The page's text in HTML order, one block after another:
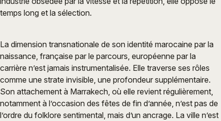
temps long et la sélection.
La dimension transnationale de son identité marocaine par la
naissance, française par le parcours, européenne par la
carrière n’est jamais instrumentalisée. Elle traverse ses rôles
comme une strate invisible, une profondeur supplémentaire.
Son attachement à Marrakech, où elle revient régulièrement,
notamment à l’occasion des fêtes de fin d’année, n’est pas de
l’ordre du folklore sentimental, mais d’un ancrage. La ville n’est